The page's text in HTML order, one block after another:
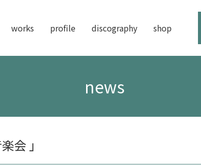
works profile discography shop
news
会 」